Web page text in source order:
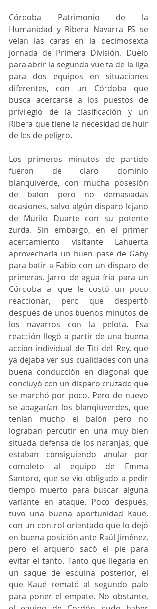
Córdoba Patrimonio de la
Humanidad y Ribera Navarra FS se
veían las caras en la decimosexta
jornada de Primera División. Duelo
para abrir la segunda vuelta de la liga
para dos equipos en situaciones
diferentes, con un Córdoba que
busca acercarse a los puestos de
privilegio de la clasificación y un
Ribera que tiene la necesidad de huir
de los de peligro.
Los primeros minutos de partido
fueron de claro dominio
blanquiverde, con mucha posesión
de balón pero no demasiadas
ocasiones, salvo algún disparo lejano
de Murilo Duarte con su potente
zurda. Sin embargo, en el primer
acercamiento visitante Lahuerta
aprovecharía un buen pase de Gaby
para batir a Fabio con un disparo de
primeras. Jarro de agua fría para un
Córdoba al que le costó un poco
reaccionar, pero que despertó
después de unos buenos minutos de
los navarros con la pelota. Esa
reacción llegó a partir de una buena
acción individual de Titi del Rey, que
ya dejaba ver sus cualidades con una
buena conducción en diagonal que
concluyó con un disparo cruzado que
se marchó por poco. Pero de nuevo
se apagarían los blanqiuverdes, que
tenían mucho el balón pero no
lograban percutir en una muy bien
situada defensa de los naranjas, que
estaban consiguiendo anular por
completo al equipo de Emma
Santoro, que se vio obligado a pedir
tiempo muerto para buscar alguna
variante en ataque. Poco después,
tuvo una buena oportunidad Kaué,
con un control orientado que lo dejó
en buena posición ante Raúl Jiménez,
pero el arquero sacó el pie para
evitar el tanto. Tanto que llegaría en
un saque de esquina posterior, el
que Kaué remató al segundo palo
para poner el empate. No obstante,